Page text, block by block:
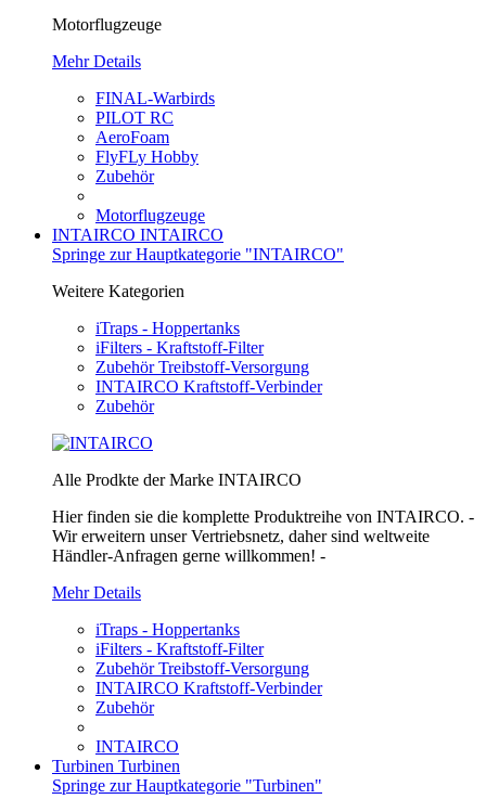
Motorflugzeuge
Mehr Details
FINAL-Warbirds
PILOT RC
AeroFoam
FlyFLy Hobby
Zubehör
Motorflugzeuge
INTAIRCO INTAIRCO
Springe zur Hauptkategorie "INTAIRCO"
Weitere Kategorien
iTraps - Hoppertanks
iFilters - Kraftstoff-Filter
Zubehör Treibstoff-Versorgung
INTAIRCO Kraftstoff-Verbinder
Zubehör
Alle Prodkte der Marke INTAIRCO
Hier finden sie die komplette Produktreihe von INTAIRCO. -
Wir erweitern unser Vertriebsnetz, daher sind weltweite
Händler-Anfragen gerne willkommen! -
Mehr Details
iTraps - Hoppertanks
iFilters - Kraftstoff-Filter
Zubehör Treibstoff-Versorgung
INTAIRCO Kraftstoff-Verbinder
Zubehör
INTAIRCO
Turbinen Turbinen
Springe zur Hauptkategorie "Turbinen"